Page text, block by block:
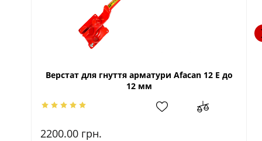
Верстат для гнуття арматури Afacan 12 Е до
12 мм
2200.00 грн.